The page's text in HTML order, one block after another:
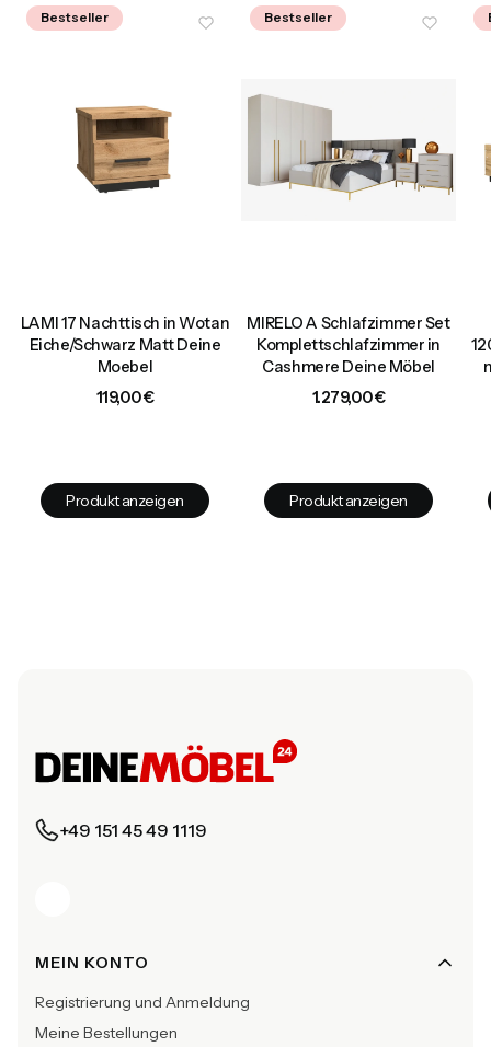
Bestseller
LAMI 17 Nachttisch in Wotan
Eiche/Schwarz Matt Deine
Moebel
Preis
119,00 €
Produkt anzeigen
Bestseller
MIRELO A Schlafzimmer Set
Komplettschlafzimmer in
Cashmere Deine Möbel
Preis
1.279,00 €
Produkt anzeigen
+49 151 45 49 1119
Fußzeilenmenü
MEIN KONTO
Registrierung und Anmeldung
Meine Bestellungen